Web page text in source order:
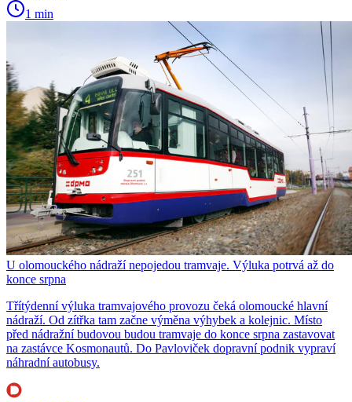
1 min
U olomouckého nádraží nepojedou tramvaje. Výluka potrvá až do
konce srpna
Třítýdenní výluka tramvajového provozu čeká olomoucké hlavní
nádraží. Od zítřka tam začne výměna výhybek a kolejnic. Místo
před nádražní budovou budou tramvaje do konce srpna zastavovat
na zastávce Kosmonautů. Do Pavloviček dopravní podnik vypraví
náhradní autobusy.